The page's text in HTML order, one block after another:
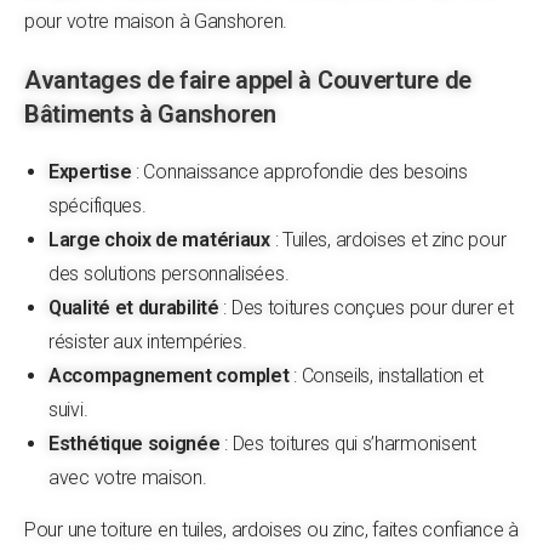
pour votre maison à Ganshoren.
Avantages de faire appel à Couverture de
Bâtiments à Ganshoren
Expertise : Connaissance approfondie des besoins
spécifiques.
Large choix de matériaux: Tuiles, ardoises et zinc pour
des solutions personnalisées.
Qualité et durabilité : Des toitures conçues pour durer et
résister aux intempéries.
Accompagnement complet: Conseils, installation et
suivi.
Esthétique soignée : Des toitures qui s’harmonisent
avec votre maison.
Pour une toiture en tuiles, ardoises ou zinc, faites confiance à